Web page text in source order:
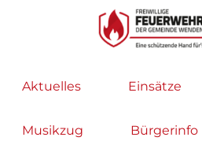
Hauptnavigation
Feuerwehr
helfen
selbstverständlich!
Aktuelles Einsätze
Musikzug Bürgerinfo